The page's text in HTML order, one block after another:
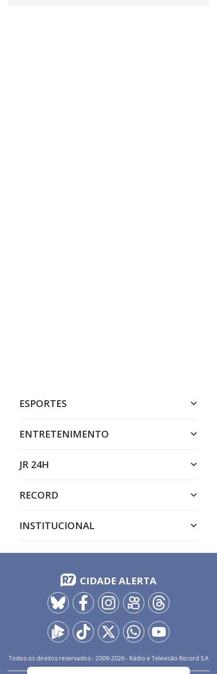
ESPORTES
ENTRETENIMENTO
JR 24H
RECORD
INSTITUCIONAL
CIDADE ALERTA
Todos os direitos reservados - 2009-2026- Rádio e Televisão Record S.A